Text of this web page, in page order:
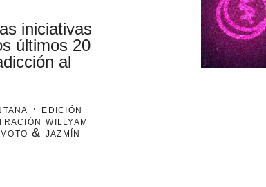
iniciativas
últimos 20
al
· edición
willyam
& jazmín